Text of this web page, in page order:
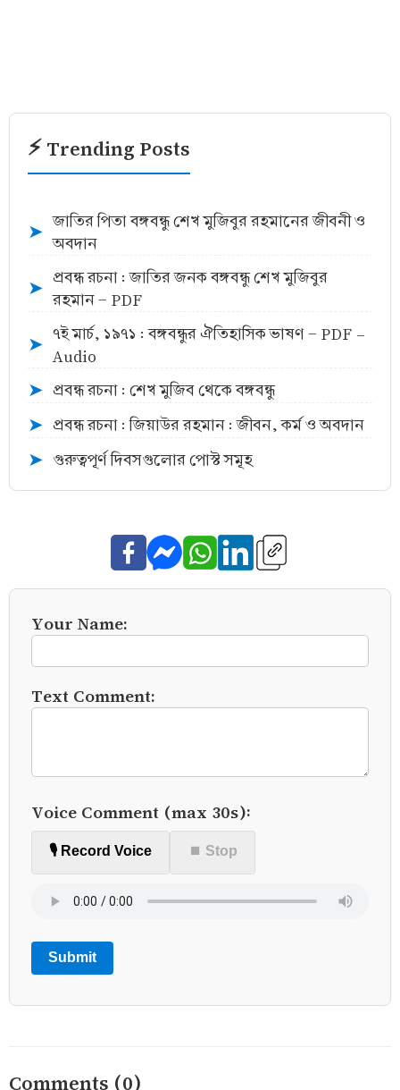
⚡ Trending Posts
➤
জাতির পিতা বঙ্গবন্ধু শেখ মুজিবুর রহমানের জীবনী ও
অবদান
➤
প্রবন্ধ রচনা : জাতির জনক বঙ্গবন্ধু শেখ মুজিবুর
রহমান - PDF
➤
৭ই মার্চ, ১৯৭১ : বঙ্গবন্ধুর ঐতিহাসিক ভাষণ - PDF -
Audio
➤ প্রবন্ধ রচনা : শেখ মুজিব থেকে বঙ্গবন্ধু
➤ প্রবন্ধ রচনা : জিয়াউর রহমান : জীবন, কর্ম ও অবদান
➤ গুরুত্বপূর্ণ দিবসগুলোর পোস্ট সমূহ
Your Name:
Text Comment:
Voice Comment (max 30s):
🎙️ Record Voice ⏹ Stop
Submit
Comments (0)